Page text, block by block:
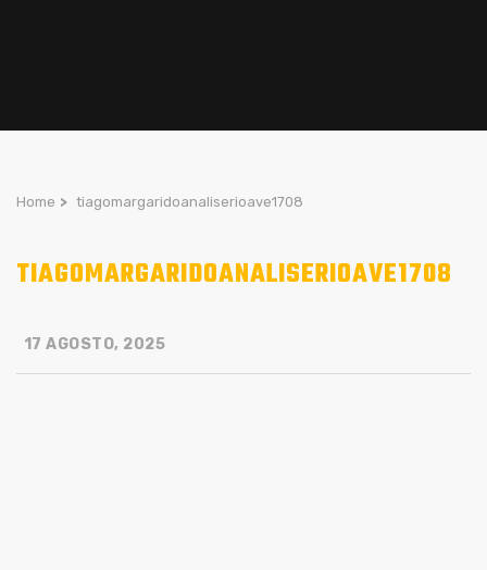
Home > tiagomargaridoanaliserioave1708
TIAGOMARGARIDOANALISERIOAVE1708
17 AGOSTO, 2025